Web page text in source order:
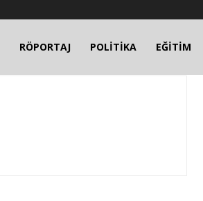
RÖPORTAJ POLİTİKA EĞİTİM